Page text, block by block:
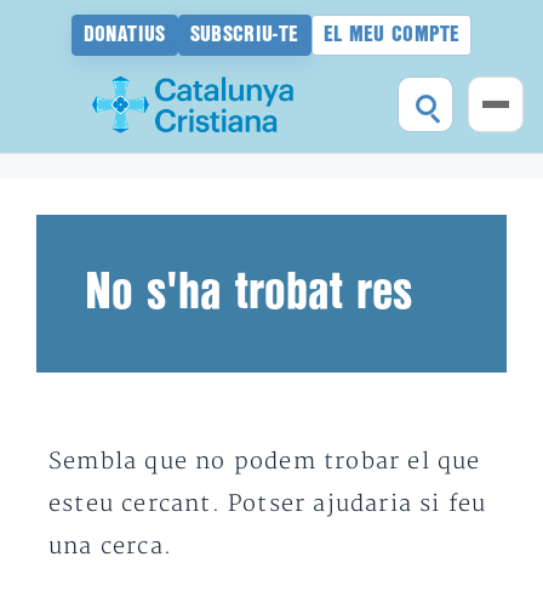
DONATIUS SUBSCRIU-TE EL MEU COMPTE
No s'ha trobat res
Sembla que no podem trobar el que
esteu cercant. Potser ajudaria si feu
una cerca.